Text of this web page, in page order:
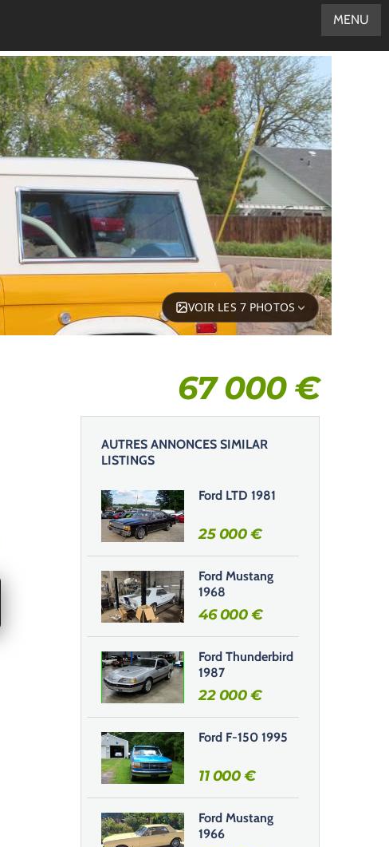
VOIR LES 7 PHOTOS
67 000€
AUTRES ANNONCES SIMILAR
LISTINGS
Ford LTD 1981
25 000€
Ford Mustang
1968
46 000€
Ford Thunderbird
1987
22 000€
Ford F-150 1995
11 000€
Ford Mustang
1966
MENU